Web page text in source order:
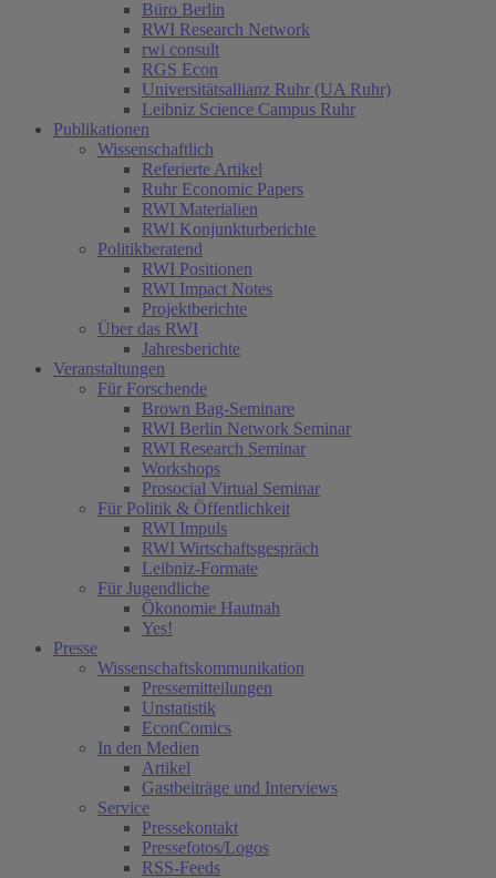
Büro Berlin
RWI Research Network
rwi consult
RGS Econ
Universitätsallianz Ruhr (UA Ruhr)
Leibniz Science Campus Ruhr
Publikationen
Wissenschaftlich
Referierte Artikel
Ruhr Economic Papers
RWI Materialien
RWI Konjunkturberichte
Politikberatend
RWI Positionen
RWI Impact Notes
Projektberichte
Über das RWI
Jahresberichte
Veranstaltungen
Für Forschende
Brown Bag-Seminare
RWI Berlin Network Seminar
RWI Research Seminar
Workshops
Prosocial Virtual Seminar
Für Politik & Öffentlichkeit
RWI Impuls
RWI Wirtschaftsgespräch
Leibniz-Formate
Für Jugendliche
Ökonomie Hautnah
Yes!
Presse
Wissenschaftskommunikation
Pressemitteilungen
Unstatistik
EconComics
In den Medien
Artikel
Gastbeiträge und Interviews
Service
Pressekontakt
Pressefotos/Logos
RSS-Feeds